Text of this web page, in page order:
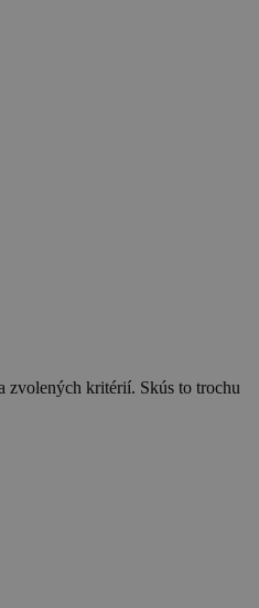
zvolených kritérií. Skús to trochu